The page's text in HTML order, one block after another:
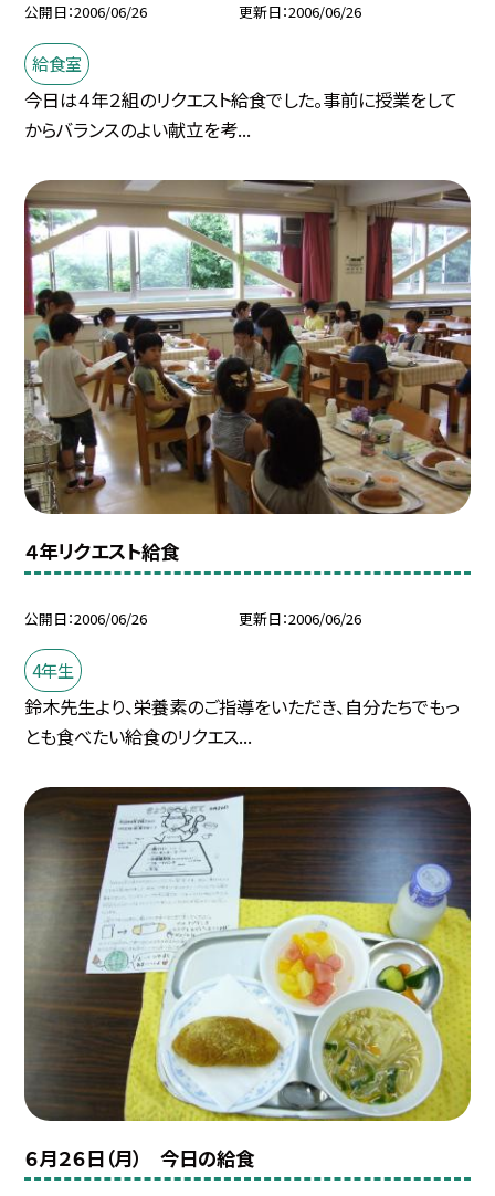
公開日 2006/06/26 更新日 2006/06/26
給食室
今日は４年２組のリクエスト給食でした。事前に授業をして
からバランスのよい献立を考...
４年リクエスト給食
公開日 2006/06/26 更新日 2006/06/26
4年生
鈴木先生より、栄養素のご指導をいただき、自分たちでもっ
とも食べたい給食のリクエス...
６月２６日（月） 今日の給食